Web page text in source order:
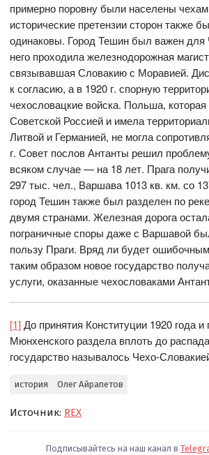
примерно поровну были населены
исторические претензии сторон также
одинаковы. Город Тешин был важен для
него проходила железнодорожная
связывавшая Словакию с Моравией.
к согласию, а в 1920 г. спорную
чехословацкие войска. Польша,
Советской Россией и имела
Литвой и Германией, не могла
г. Совет послов Антанты решил
всяком случае — на 18 лет. Прага
297 тыс. чел., Варшава 1013 кв. км. со
город Тешин также был разделен по
двумя странами. Железная дорога
пограничные споры даже с Варшавой
пользу Праги. Вряд ли будет
таким образом новое государство
услуги, оказанные чехословаками
[1] До принятия Конституции 1920 года и
Мюнхенского раздела вплоть до
государство называлось Чехо-
история Олег Айрапетов
Источник: REX
Подписывайтесь на наш канал в